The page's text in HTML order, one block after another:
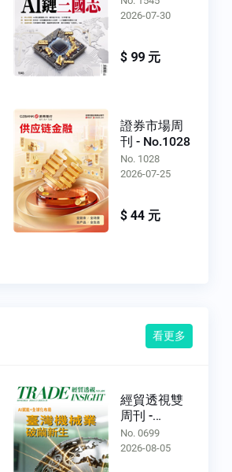
2026-07-30
$ 99 元
證券市場周
刊 - No.1028
No. 1028
2026-07-25
$ 44 元
看更多
經貿透視雙
周刊 -
No.0699
No. 0699
2026-08-05